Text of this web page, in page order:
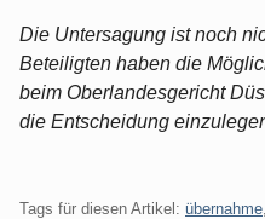
Die Untersagung ist noch
Beteiligten haben die
beim Oberlandesgericht
die Entscheidung
Tags für diesen Artikel: übernahme